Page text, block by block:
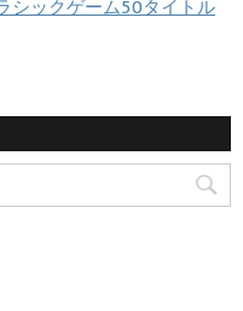
シックゲーム50タイトル